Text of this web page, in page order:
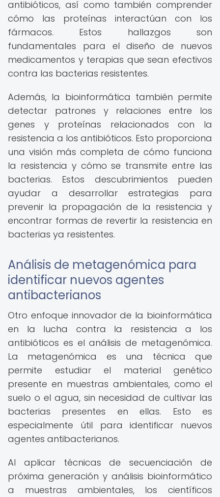
antibióticos, así como también comprender
cómo las proteínas interactúan con los
fármacos. Estos hallazgos son
fundamentales para el diseño de nuevos
medicamentos y terapias que sean efectivos
contra las bacterias resistentes.
Además, la bioinformática también permite
detectar patrones y relaciones entre los
genes y proteínas relacionados con la
resistencia a los antibióticos. Esto proporciona
una visión más completa de cómo funciona
la resistencia y cómo se transmite entre las
bacterias. Estos descubrimientos pueden
ayudar a desarrollar estrategias para
prevenir la propagación de la resistencia y
encontrar formas de revertir la resistencia en
bacterias ya resistentes.
Análisis de metagenómica para
identificar nuevos agentes
antibacterianos
Otro enfoque innovador de la bioinformática
en la lucha contra la resistencia a los
antibióticos es el análisis de metagenómica.
La metagenómica es una técnica que
permite estudiar el material genético
presente en muestras ambientales, como el
suelo o el agua, sin necesidad de cultivar las
bacterias presentes en ellas. Esto es
especialmente útil para identificar nuevos
agentes antibacterianos.
Al aplicar técnicas de secuenciación de
próxima generación y análisis bioinformático
a muestras ambientales, los científicos